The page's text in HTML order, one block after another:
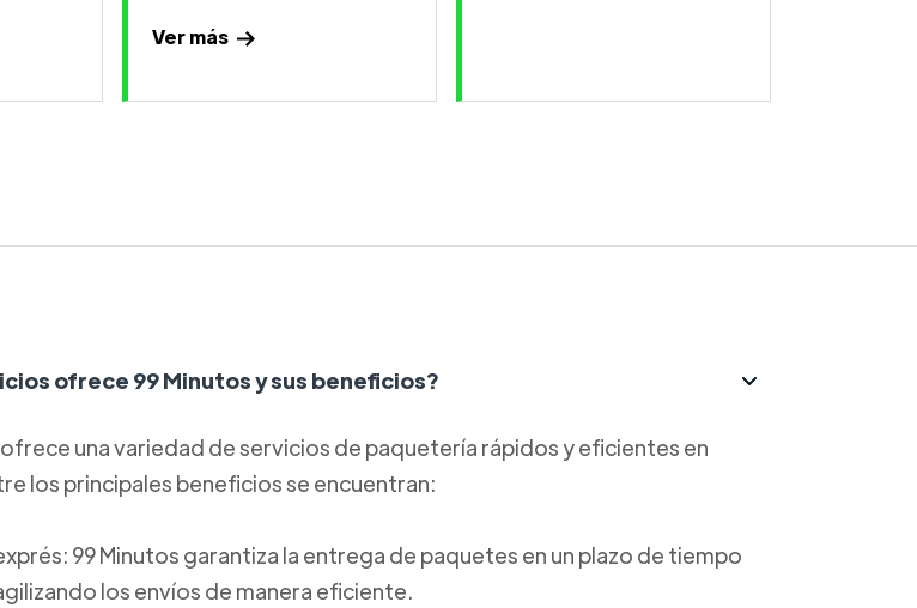
Ver más
ofrece 99 Minutos y sus beneficios?
una variedad de servicios de paquetería rápidos y eficientes en
los principales beneficios se encuentran:
99 Minutos garantiza la entrega de paquetes en un plazo de tiempo
los envíos de manera eficiente.